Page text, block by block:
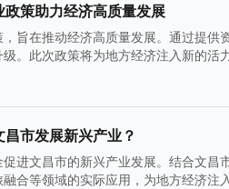
策助力经济高质量发展
旨在推动经济高质量发展。通过提
。此次政策将为地方经济注入新的活
市发展新兴产业？
进文昌市的新兴产业发展。结合文
合等领域的实际应用，为地方经济注入